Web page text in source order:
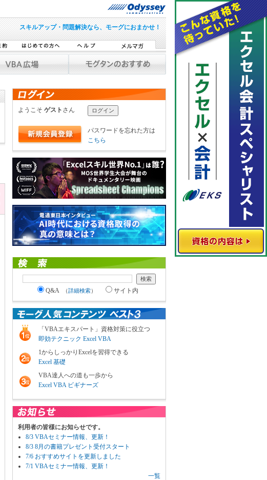
スキルアップ・問題解決なら、モーグにおまかせ！
ようこそ ゲスト さん
パスワードを忘れた方は
こちら
Q&A （詳細検索） サイト内
「VBAエキスパート」資格対策に役立つ
即効テクニック Excel VBA
1からしっかりExcelを習得できる
Excel 基礎
VBA達人への道も一歩から
Excel VBA ビギナーズ
利用者の皆様にお知らせです。
8/3 VBAセミナー情報、更新！
8/3 8月の書籍プレゼント受付スタート
7/6 おすすめサイトを更新しました
7/1 VBAセミナー情報、更新！
一覧